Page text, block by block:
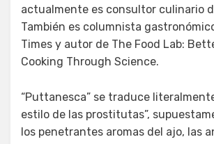
actualmente es consultor culinario
También es columnista
Times y autor de The Food Lab:
Cooking Through Science.
“Puttanesca” se traduce
estilo de las prostitutas”,
los penetrantes aromas del ajo, las